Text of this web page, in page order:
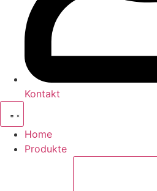
Kontakt
Home
Produkte